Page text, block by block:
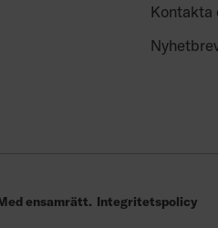
Kontakta
ensamrätt. Integritetspolicy